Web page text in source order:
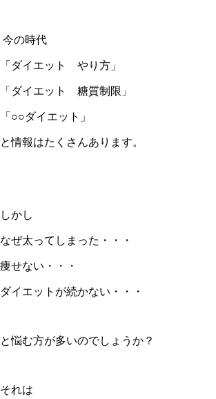
今の時代
「ダイエット やり方」
「ダイエット 糖質制限」
「○○ダイエット」
と情報はたくさんあります。
しかし
なぜ太ってしまった・・・
痩せない・・・
ダイエットが続かない・・・
と悩む方が多いのでしょうか？
それは